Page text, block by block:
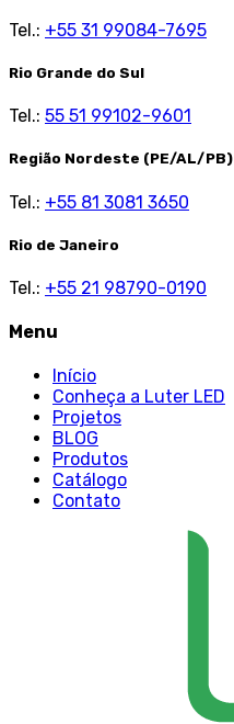
Tel.: +55 31 99084-7695
Rio Grande do Sul
Tel.: 55 51 99102-9601
Região Nordeste (PE/AL/PB)
Tel.: +55 81 3081 3650
Rio de Janeiro
Tel.: +55 21 98790-0190
Menu
Início
Conheça a Luter LED
Projetos
BLOG
Produtos
Catálogo
Contato